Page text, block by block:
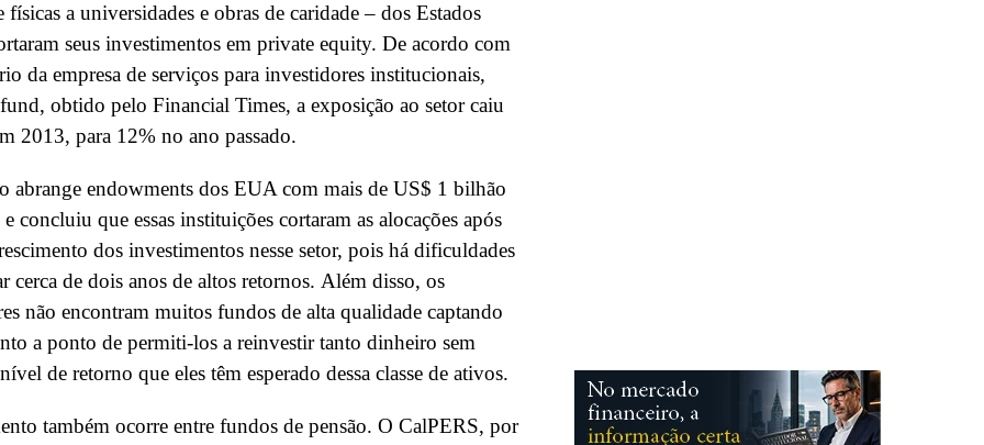
físicas a universidades e obras de caridade – dos Estados
seus investimentos em private equity. De acordo com
da empresa de serviços para investidores institucionais,
obtido pelo Financial Times, a exposição ao setor caiu
2013, para 12% no ano passado.
abrange endowments dos EUA com mais de US$ 1 bilhão
concluiu que essas instituições cortaram as alocações após
dos investimentos nesse setor, pois há dificuldades
cerca de dois anos de altos retornos. Além disso, os
não encontram muitos fundos de alta qualidade captando
a ponto de permiti-los a reinvestir tanto dinheiro sem
de retorno que eles têm esperado dessa classe de ativos.
também ocorre entre fundos de pensão. O CalPERS, por